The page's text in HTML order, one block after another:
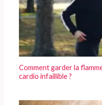
Comment garder la
cardio infaillible ?